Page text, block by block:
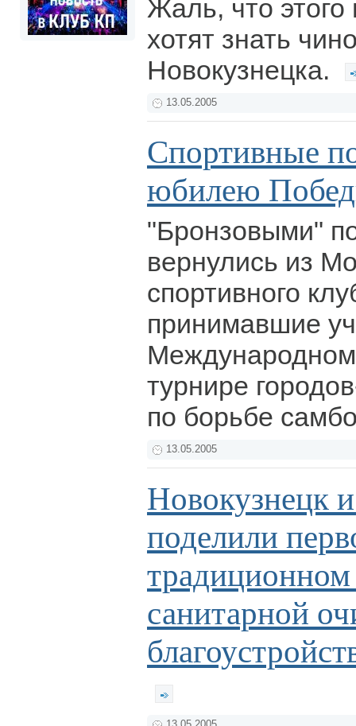
Жаль, что
хотят знать
Новокузнецка.
13.05.2005
Спортивные
юбилею
"Бронзовыми"
вернулись из
спортивного
принимавшие
турнире
по борьбе
13.05.2005
Новокузнецк
поделили
санитарной